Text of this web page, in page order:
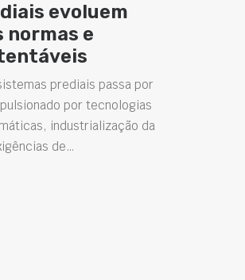
evoluem
normas e
prediais passa por
por tecnologias
industrialização da
de…